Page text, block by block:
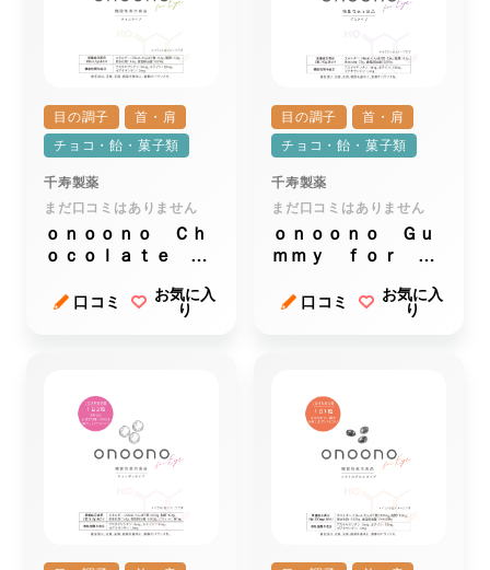
目の調子
首・肩
チョコ・飴・菓子類
千寿製薬
まだ口コミはありません
ｏｎｏｏｎｏ Ｃｈ
ｏｃｏｌａｔｅ ｆ
オノチョコレートフ
口コミ
お気に入
り
目の調子
首・肩
チョコ・飴・菓子類
千寿製薬
まだ口コミはありません
ｏｎｏｏｎｏ Ｇｕ
ｍｍｙ ｆｏｒ ｅ
フォーアイ）
口コミ
お気に入
り